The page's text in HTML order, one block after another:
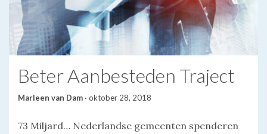
Beter Aanbesteden Traject
Marleen van Dam · oktober 28, 2018
73 Miljard… Nederlandse gemeenten spenderen